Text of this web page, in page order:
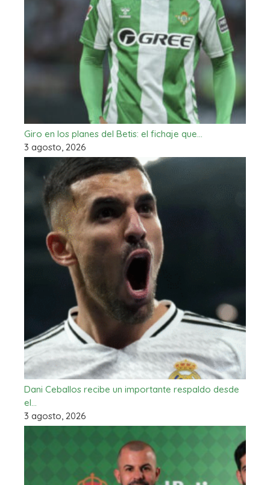
Giro en los planes del Betis: el fichaje que…
3 agosto, 2026
Dani Ceballos recibe un importante respaldo desde
el…
3 agosto, 2026